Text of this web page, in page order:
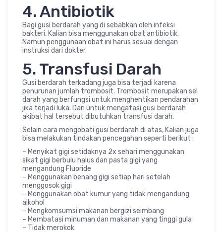
4. Antibiotik
Bagi gusi berdarah yang di sebabkan oleh infeksi
bakteri, Kalian bisa menggunakan obat antibiotik.
Namun penggunaan obat ini harus sesuai dengan
instruksi dari dokter.
5. Transfusi Darah
Gusi berdarah terkadang juga bisa terjadi karena
penurunan jumlah trombosit. Trombosit merupakan sel
darah yang berfungsi untuk menghentikan pendarahan
jika terjadi luka. Dan untuk mengatasi gusi berdarah
akibat hal tersebut dibutuhkan transfusi darah.
Selain cara mengobati gusi berdarah di atas, Kalian juga
bisa melakukan tindakan pencegahan seperti berikut :
– Menyikat gigi setidaknya 2x sehari menggunakan
sikat gigi berbulu halus dan pasta gigi yang
mengandung Fluoride
– Menggunakan benang gigi setiap hari setelah
menggosok gigi
– Menggunakan obat kumur yang tidak mengandung
alkohol
– Mengkomsumsi makanan bergizi seimbang
– Membatasi minuman dan makanan yang tinggi gula
– Tidak merokok